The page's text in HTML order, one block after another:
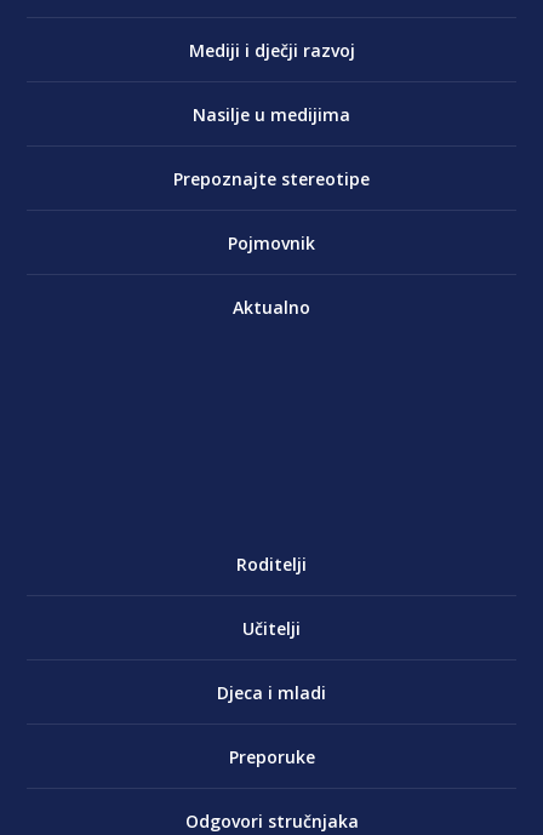
Mediji i dječji razvoj
Nasilje u medijima
Prepoznajte stereotipe
Pojmovnik
Aktualno
Roditelji
Učitelji
Djeca i mladi
Preporuke
Odgovori stručnjaka